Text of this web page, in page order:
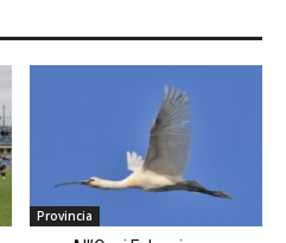
Provincia